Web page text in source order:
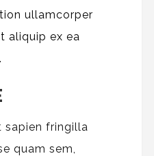
ullamcorper
aliquip ex ea
sapien fringilla
quam sem,